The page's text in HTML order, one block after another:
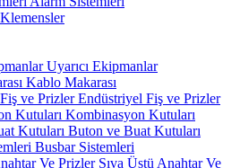
Uyarıcı Ekipmanlar
Kablo Makarası
Endüstriyel Fiş ve Prizler
Kombinasyon Kutuları
Buton ve Buat Kutuları
Busbar Sistemleri
Sıva Üstü Anahtar Ve